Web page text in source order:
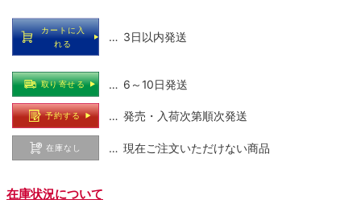
カートに入
れる
… 3日以内発送
取り寄せる … 6～10日発送
予約する … 発売・入荷次第順次発送
在庫なし … 現在ご注文いただけない商品
在庫状況について